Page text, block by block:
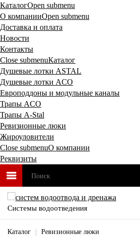
КаталогOpen submenu
О компанииOpen submenu
Доставка и оплата
Новости
Контакты
Close submenuКаталог
Душевые лотки ASTAL
Душевые лотки ACO
Европоддоны и модульные каналы
Трапы ACO
Трапы A-Stal
Ревизионные люки
Жироуловители
Close submenuО компании
Реквизиты
Системы водоотведения
Каталог Ревизионные люки